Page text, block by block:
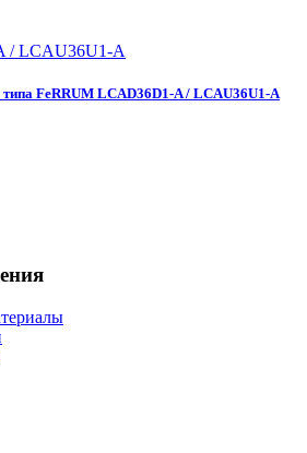
/ LCAU36U1-A
FeRRUM LCAD36D1-A / LCAU36U1-A